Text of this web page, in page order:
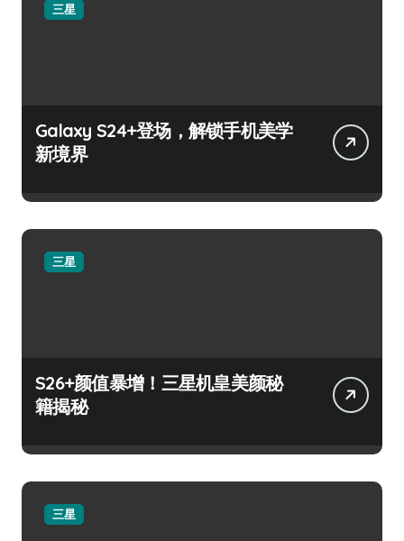
三星
Galaxy S24+登场，解锁手机美学
新境界
三星
S26+颜值暴增！三星机皇美颜秘
籍揭秘
三星